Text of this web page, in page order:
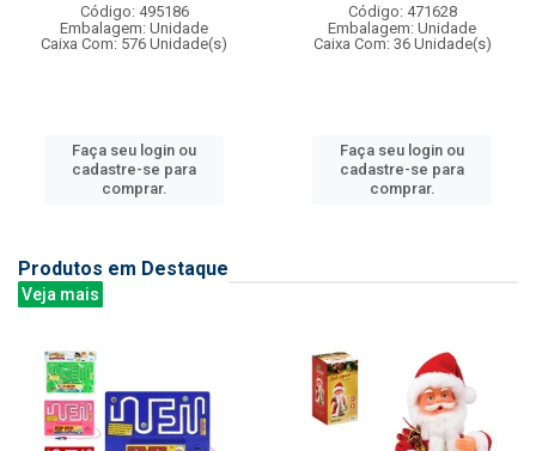
Código: 495186
Embalagem: Unidade
Caixa Com: 576 Unidade(s)
Faça seu login ou
cadastre-se para
comprar.
Código: 471628
Embalagem: Unidade
Caixa Com: 36 Unidade(s)
Faça seu login ou
cadastre-se para
comprar.
Produtos em Destaque
Veja mais